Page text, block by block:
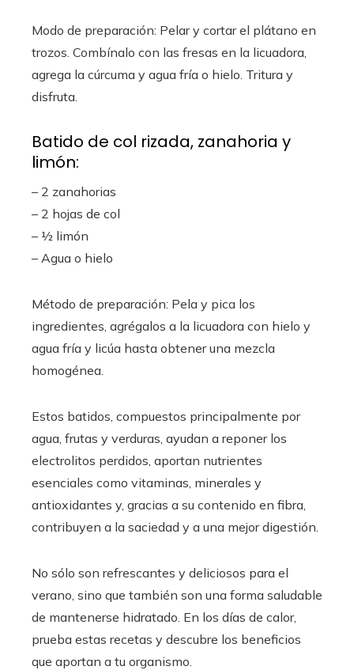
Modo de preparación: Pelar y cortar el plátano en
trozos. Combínalo con las fresas en la licuadora,
agrega la cúrcuma y agua fría o hielo. Tritura y
disfruta.
Batido de col rizada, zanahoria y
limón:
– 2 zanahorias
– 2 hojas de col
– ½ limón
– Agua o hielo
Método de preparación: Pela y pica los
ingredientes, agrégalos a la licuadora con hielo y
agua fría y licúa hasta obtener una mezcla
homogénea.
Estos batidos, compuestos principalmente por
agua, frutas y verduras, ayudan a reponer los
electrolitos perdidos, aportan nutrientes
esenciales como vitaminas, minerales y
antioxidantes y, gracias a su contenido en fibra,
contribuyen a la saciedad y a una mejor digestión.
No sólo son refrescantes y deliciosos para el
verano, sino que también son una forma saludable
de mantenerse hidratado. En los días de calor,
prueba estas recetas y descubre los beneficios
que aportan a tu organismo.